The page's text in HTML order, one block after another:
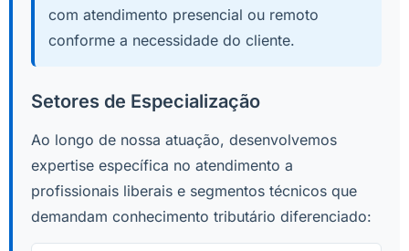
com atendimento presencial ou remoto
conforme a necessidade do cliente.
Setores de Especialização
Ao longo de nossa atuação, desenvolvemos
expertise específica no atendimento a
profissionais liberais e segmentos técnicos que
demandam conhecimento tributário diferenciado: